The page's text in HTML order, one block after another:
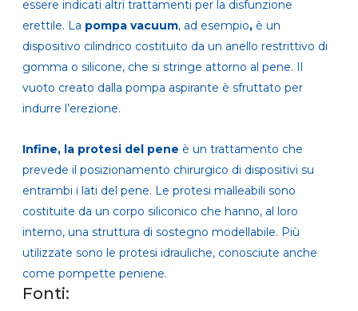
essere indicati altri trattamenti per la disfunzione
erettile. La pompa vacuum, ad esempio, è un
dispositivo cilindrico costituito da un anello restrittivo di
gomma o silicone, che si stringe attorno al pene. Il
vuoto creato dalla pompa aspirante è sfruttato per
indurre l’erezione.
Infine, la protesi del pene è un trattamento che
prevede il posizionamento chirurgico di dispositivi su
entrambi i lati del pene. Le protesi malleabili sono
costituite da un corpo siliconico che hanno, al loro
interno, una struttura di sostegno modellabile. Più
utilizzate sono le protesi idrauliche, conosciute anche
come pompette peniene.
Fonti: